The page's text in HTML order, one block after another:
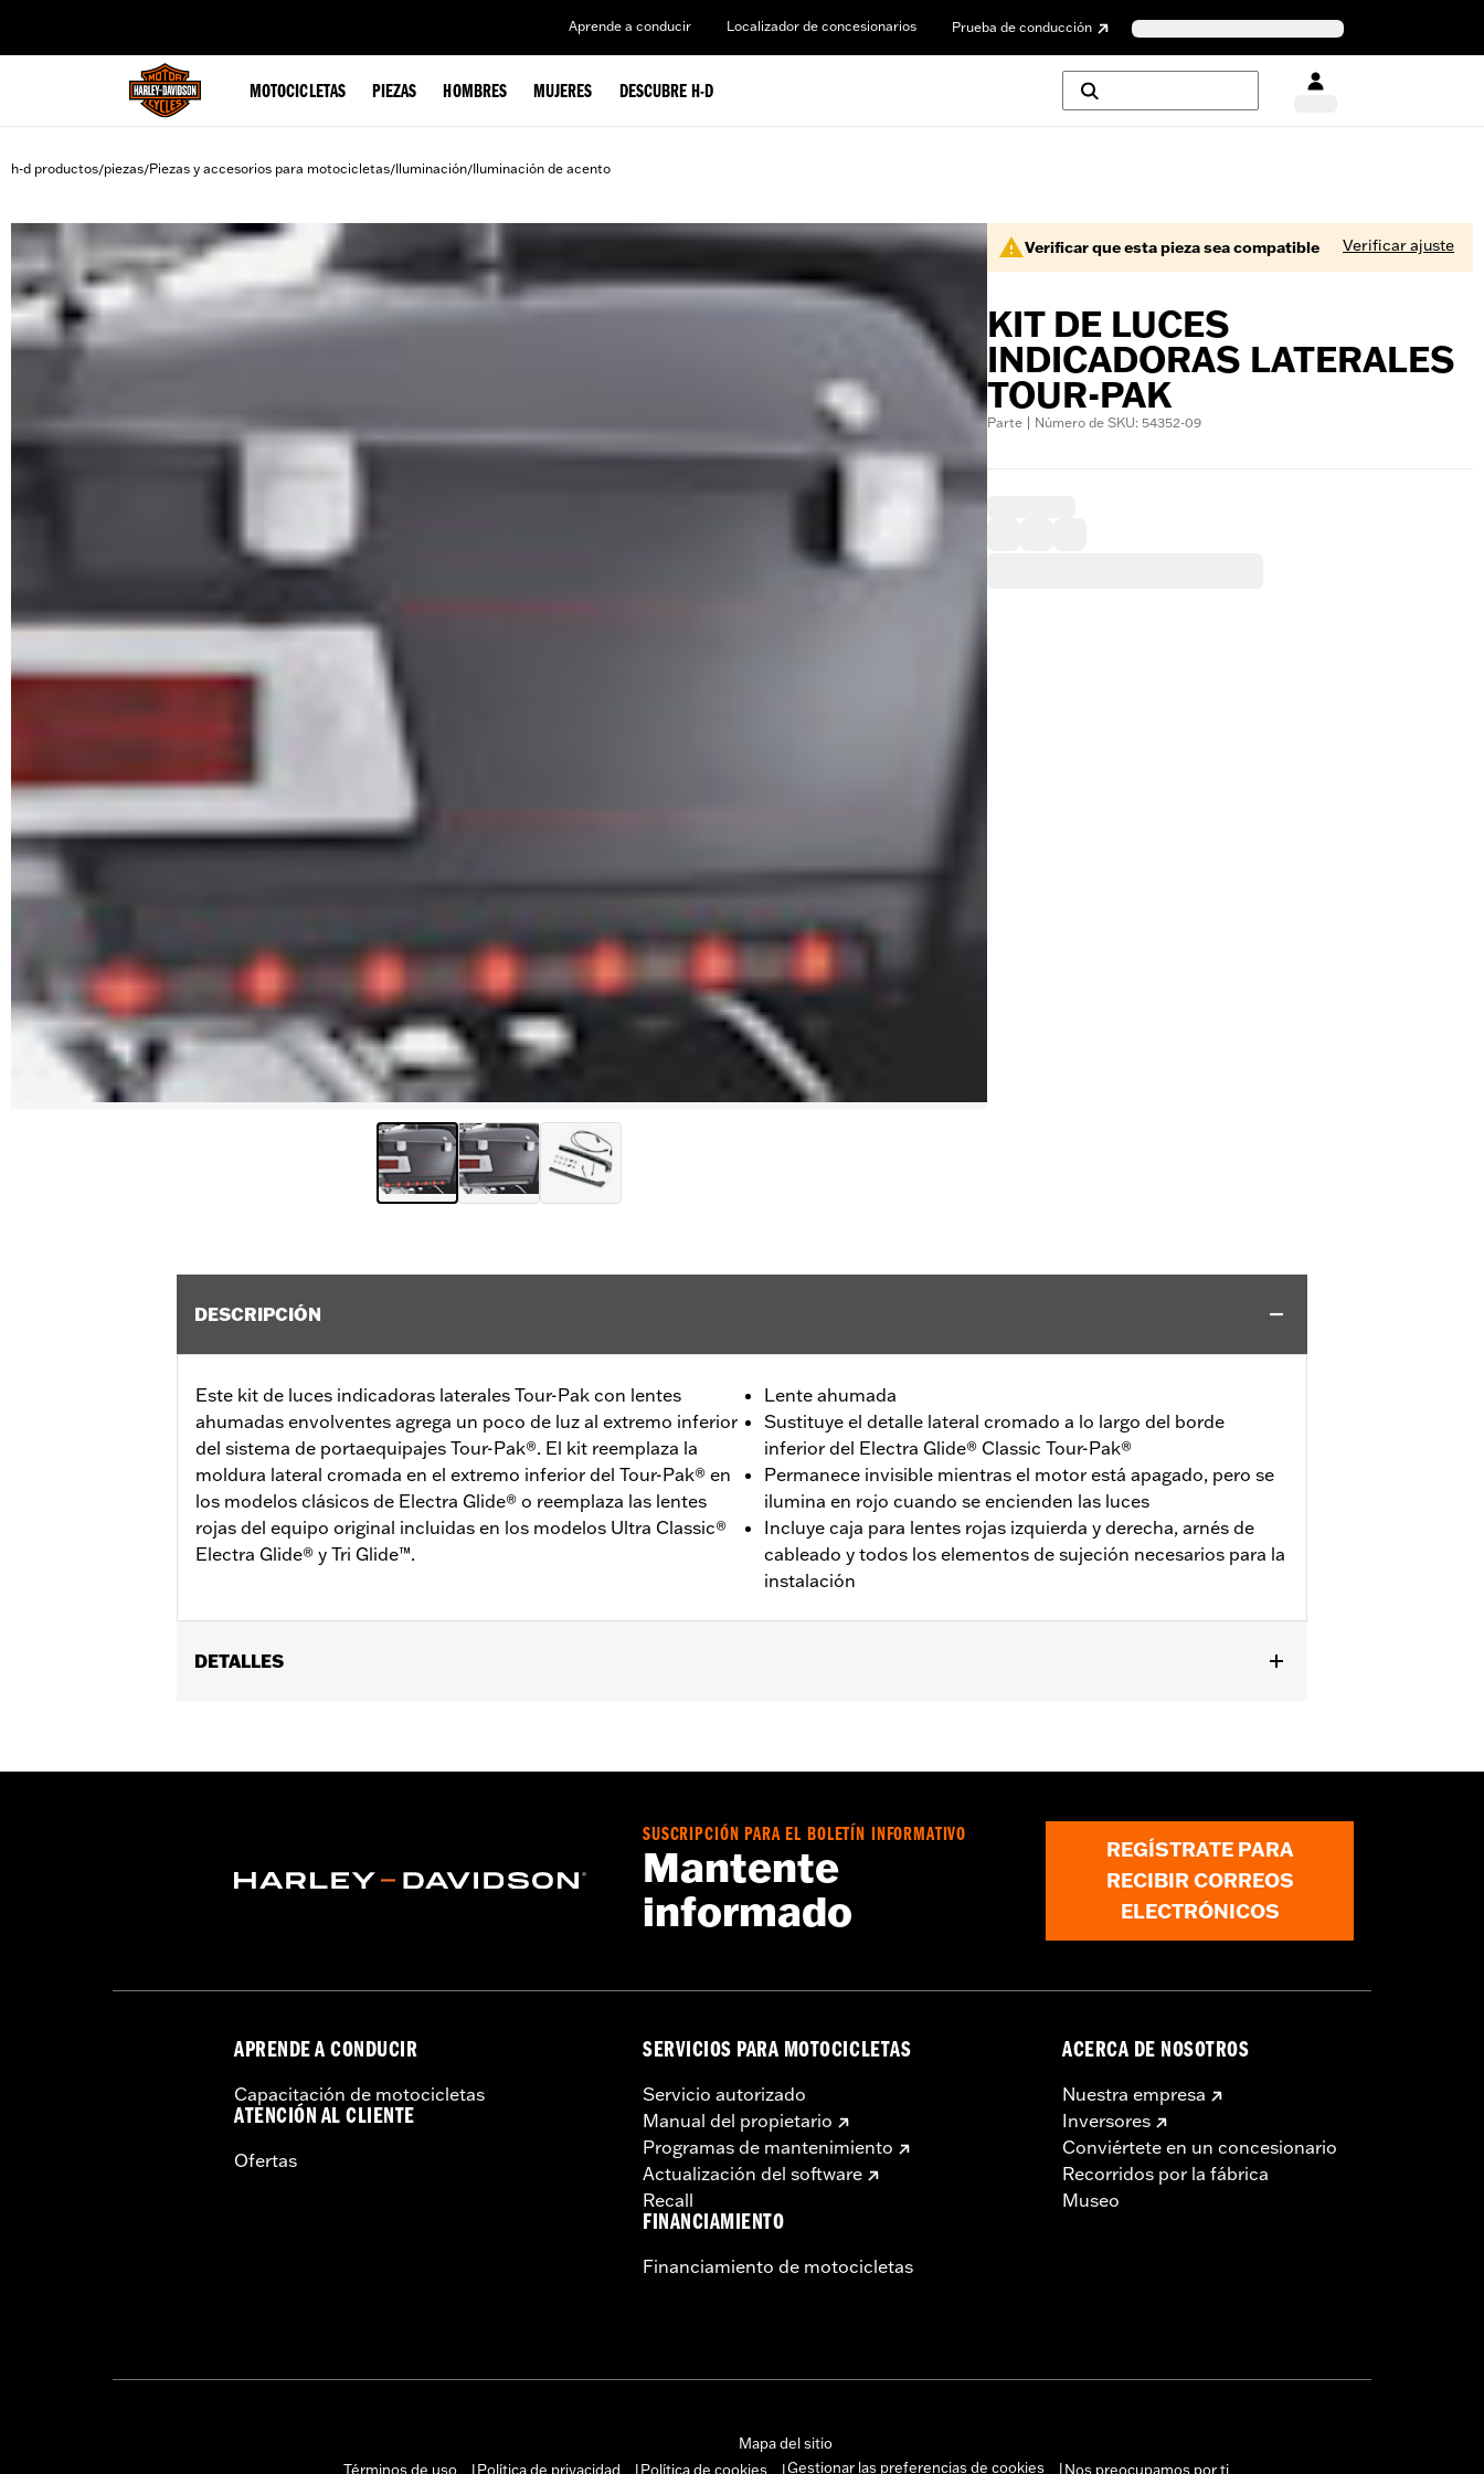
Aprende a conducir Localizador de concesionarios Prueba de conducción
MOTOCICLETAS PIEZAS HOMBRES MUJERES DESCUBRE H-D
h-d productos/piezas/Piezas y accesorios para motocicletas/Iluminación/Iluminación de acento
Verificar que esta pieza sea compatible Verificar ajuste
KIT DE LUCES
INDICADORAS LATERALES
TOUR-PAK
Parte | Número de SKU: 54352-09
DESCRIPCIÓN
Este kit de luces indicadoras laterales Tour-Pak con lentes
ahumadas envolventes agrega un poco de luz al extremo inferior
del sistema de portaequipajes Tour-Pak®. El kit reemplaza la
moldura lateral cromada en el extremo inferior del Tour-Pak® en
los modelos clásicos de Electra Glide® o reemplaza las lentes
rojas del equipo original incluidas en los modelos Ultra Classic®
Electra Glide® y Tri Glide™.
Lente ahumada
Sustituye el detalle lateral cromado a lo largo del borde
inferior del Electra Glide® Classic Tour-Pak®
Permanece invisible mientras el motor está apagado, pero se
ilumina en rojo cuando se encienden las luces
Incluye caja para lentes rojas izquierda y derecha, arnés de
cableado y todos los elementos de sujeción necesarios para la
instalación
DETALLES
separado de un kit de conexión eléctrica P/N 69203400.
GARANTÍA: 1 año de garantía limitada – Consulta www.h-d.com/warranty para más información
SUSCRIPCIÓN PARA EL BOLETÍN INFORMATIVO
Mantente
informado
REGÍSTRATE PARA
RECIBIR CORREOS
ELECTRÓNICOS
APRENDE A CONDUCIR
Capacitación de motocicletas
ATENCIÓN AL CLIENTE
Ofertas
SERVICIOS PARA MOTOCICLETAS
Servicio autorizado
Manual del propietario
Programas de mantenimiento
Actualización del software
Recall
FINANCIAMIENTO
Financiamiento de motocicletas
ACERCA DE NOSOTROS
Nuestra empresa
Inversores
Conviértete en un concesionario
Recorridos por la fábrica
Museo
Mapa del sitio
Términos de uso
Política de privacidad Política de cookies Gestionar las preferencias de cookies Nos preocupamos por ti